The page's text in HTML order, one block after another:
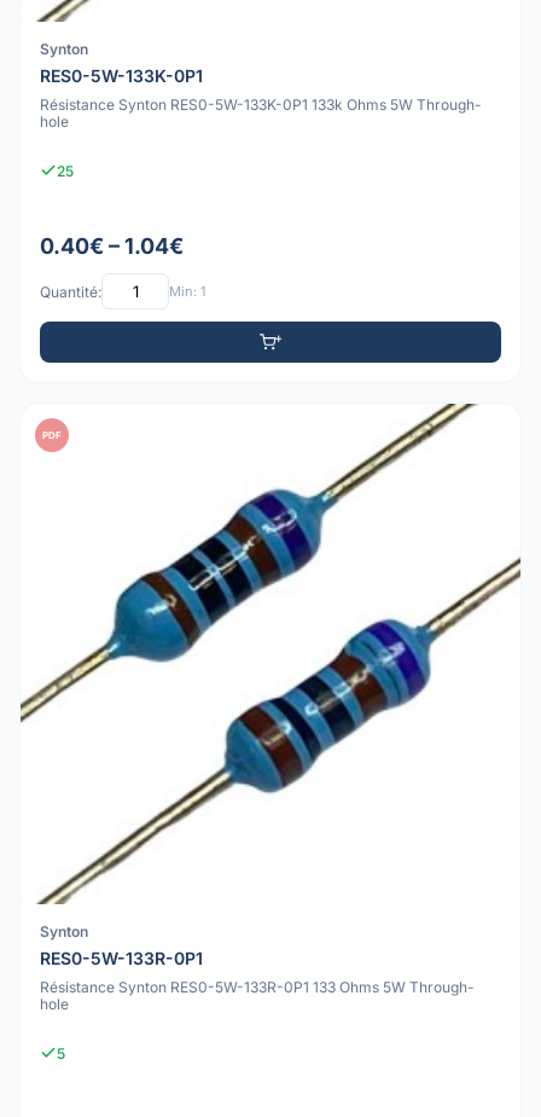
Synton
RES0-5W-133K-0P1
Résistance Synton RES0-5W-133K-0P1 133k Ohms 5W Through-
hole
25
0.40€ – 1.04€
Quantité: Min: 1
PDF
Synton
RES0-5W-133R-0P1
Résistance Synton RES0-5W-133R-0P1 133 Ohms 5W Through-
hole
5